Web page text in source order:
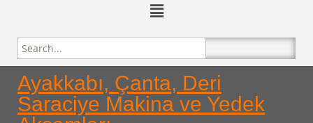
Ayakkabı, Çanta, Deri
Saraciye Makina ve Yedek